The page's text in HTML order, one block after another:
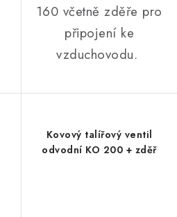
160 včetně zděře pro
připojení ke
vzduchovodu.
Kovový talířový ventil
odvodní KO 200 + zděř